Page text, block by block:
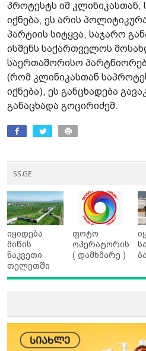
პროტესტს იმ კლინიკასთან,
იქნება, ეს არის
პარტიის სიტყვა, საჯარო
ისმენს საქართველოს
საერთაშორისო
(რომ კლინიკასთან
იქნება), ეს განცხადება
განაცხადა გოცირიძემ.
SS.GE
იყიდება
მიწის
ნაკვეთი
თელეთში
ფოტო
ოპერატორის
( დამხმარე )